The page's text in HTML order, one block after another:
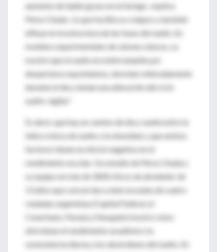
aumento de tejido graso en la faringe -explica
Pérez Chada-, lo que facilita su colapso y también
influye en la estructura de las fases del sueño. En
modelos experimentales de ratones obesos, se
mostró que el sueño era interrumpido por
despertares espontáneos, dormían reiteradamente
durante el día y tenían una alteración del ciclo
sueño-vigilia."
Es decir, que hay un camino de ida y vuelta entre la
falta crónica de sueño y la obesidad, y que ambos
factores tienen un efecto negativo en el
rendimiento escolar. Un estudio de Pérez Chada y
su equipo en más de 1800 chicos de alrededor de
13 años que concurrían a siete escuelas de cuatro
ciudades argentinas (Capital Federal, el
Conurbano, Paraná y Neuquén) mostró cómo
afectaban el rendimiento académico la
somnolencia diurna y los desórdenes del sueño. En